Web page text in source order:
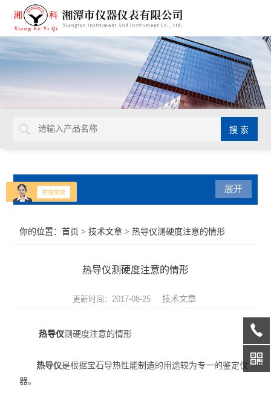
产品分类
元素分析仪
数显式抗折仪
展开
你的位置：首页 >技术文章 > 热导仪测硬度注意的情形
热导仪测硬度注意的情形
更新时间：2017-08-25 技术文章
热导仪测硬度注意的情形
热导仪是根据宝石导热性能制造的用途较为专一的鉴定仪
器。